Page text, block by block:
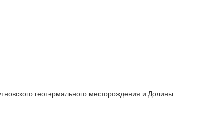
геотермального месторождения и Долины